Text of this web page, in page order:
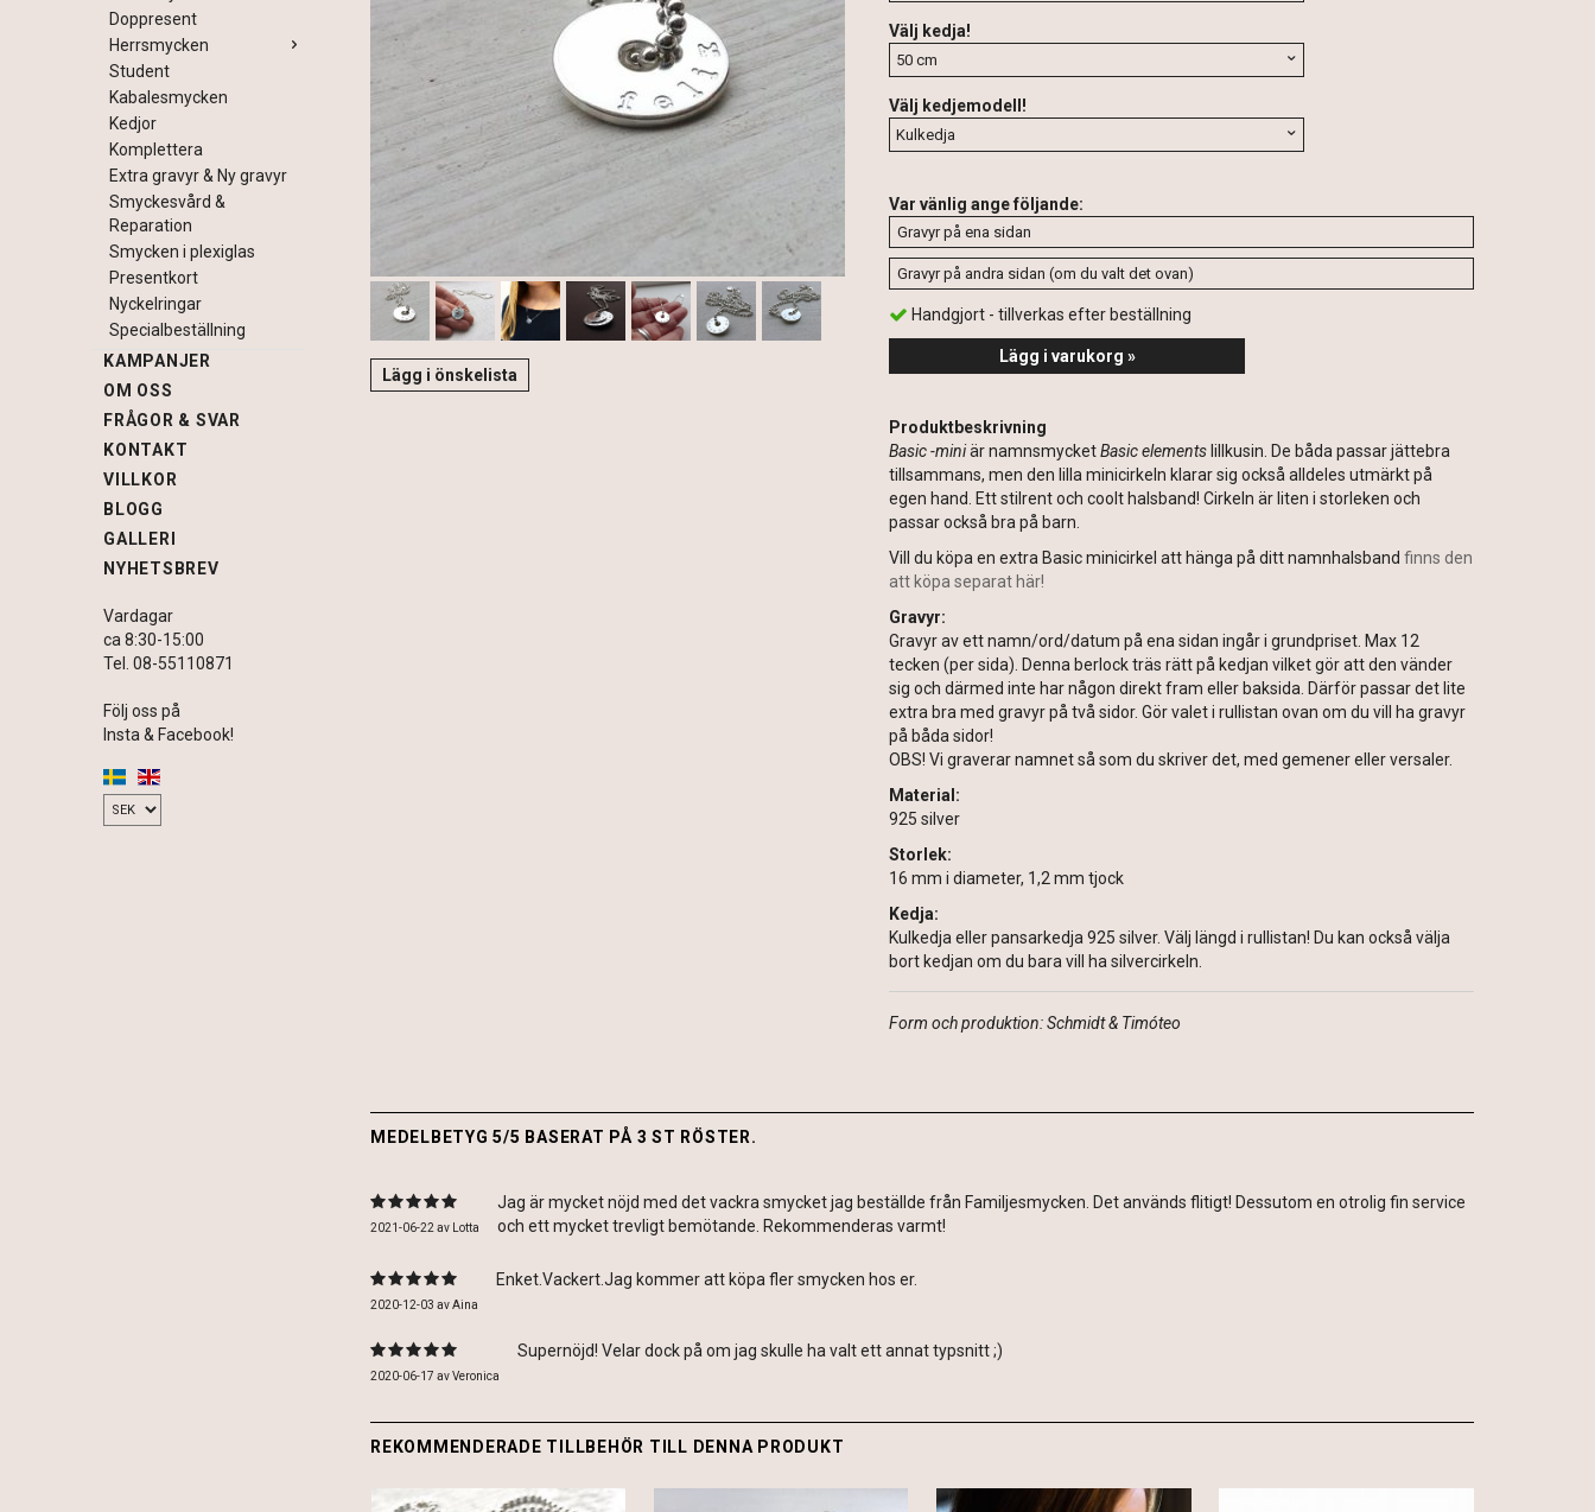
Doppresent
Herrsmycken
Student
Kabalesmycken
Kedjor
Komplettera
Extra gravyr & Ny gravyr
Smyckesvård &
Reparation
Smycken i plexiglas
Presentkort
Nyckelringar
Specialbeställning
KAMPANJER
OM OSS
FRÅGOR & SVAR
KONTAKT
VILLKOR
BLOGG
GALLERI
NYHETSBREV
Vardagar
ca 8:30-15:00
Tel. 08-55110871
Följ oss på
Insta & Facebook!
Välj kedja!
Välj kedjemodell!
Var vänlig ange följande:
Handgjort - tillverkas efter beställning
Lägg i varukorg »
Produktbeskrivning
Basic -miniär namnsmycketBasic elements lillkusin. De båda passar jättebra
tillsammans, men den lilla minicirkeln klarar sig också alldeles utmärkt på
egen hand. Ett stilrent och coolt halsband! Cirkeln är liten i storleken och
passar också bra på barn.
Vill du köpa en extra Basic minicirkel att hänga på ditt namnhalsband finns den
att köpa separat här!
Gravyr:
Gravyr av ett namn/ord/datum på ena sidan ingår i grundpriset. Max 12
tecken (per sida). Denna berlock träs rätt på kedjan vilket gör att den vänder
sig och därmed inte har någon direkt fram eller baksida. Därför passar det lite
extra bra med gravyr på två sidor. Gör valet i rullistan ovan om du vill ha gravyr
på båda sidor!
OBS! Vi graverar namnet så som du skriver det, med gemener eller versaler.
Material:
925 silver
Storlek:
16 mm i diameter, 1,2 mm tjock
Kedja:
Kulkedja eller pansarkedja 925 silver. Välj längd i rullistan! Du kan också välja
bort kedjan om du bara vill ha silvercirkeln.
Form och produktion: Schmidt & Timóteo
Lägg i önskelista
MEDELBETYG 5/5 BASERAT PÅ 3 ST RÖSTER.
2021-06-22av Lotta
Jag är mycket nöjd med det vackra smycket jag beställde från Familjesmycken. Det används flitigt! Dessutom en otrolig fin service
och ett mycket trevligt bemötande. Rekommenderas varmt!
2020-12-03 avAina
Enket.Vackert.Jag kommer att köpa fler smycken hos er.
2020-06-17 avVeronica
Supernöjd! Velar dock på om jag skulle ha valt ett annat typsnitt ;)
REKOMMENDERADE TILLBEHÖR TILL DENNA PRODUKT